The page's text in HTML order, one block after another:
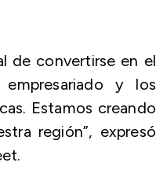
de convertirse en el
y los
Estamos creando
región”, expresó